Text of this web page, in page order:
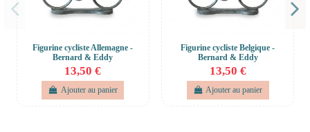
Figurine cycliste Allemagne -
Bernard & Eddy
13,50 €
Ajouter au panier
Figurine cycliste Belgique -
Bernard & Eddy
13,50 €
Ajouter au panier